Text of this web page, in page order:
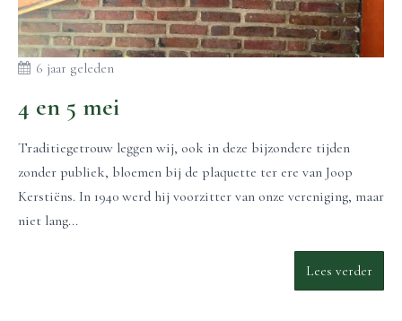
6 jaar geleden
4 en 5 mei
Traditiegetrouw leggen wij, ook in deze bijzondere tijden
zonder publiek, bloemen bij de plaquette ter ere van Joop
Kerstiëns. In 1940 werd hij voorzitter van onze vereniging, maar
niet lang...
Lees verder